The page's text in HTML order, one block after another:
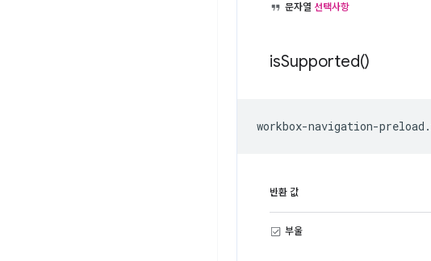
문자열 선택사항
isSupported()
workbox-navigation-preload .
반환 값
부울